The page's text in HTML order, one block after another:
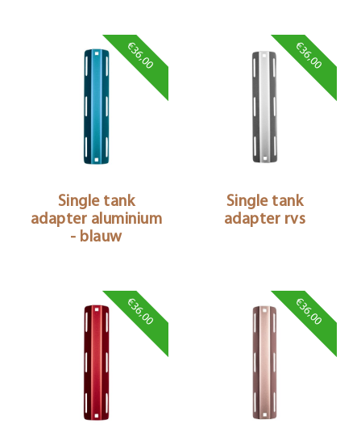
€36,00
Single tank
adapter aluminium
- blauw
€36,00
Single tank
adapter rvs
€36,00 €36,00